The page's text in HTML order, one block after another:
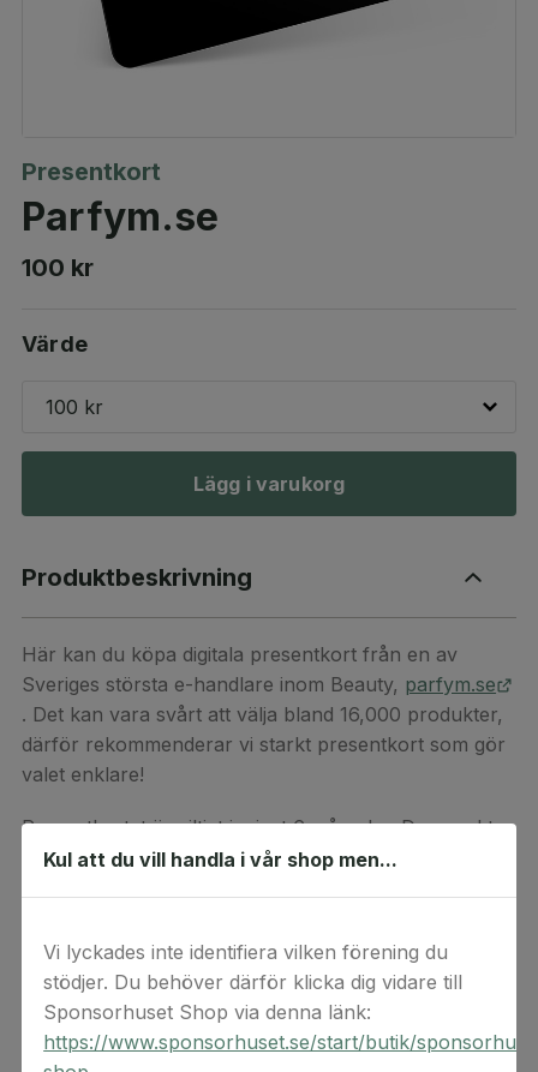
Presentkort
Parfym.se
100 kr
Värde
100 kr
Lägg i varukorg
Produktbeskrivning
Här kan du köpa digitala presentkort från en av
Sveriges största e-handlare inom Beauty, parfym.se
. Det kan vara svårt att välja bland 16,000 produkter,
därför rekommenderar vi starkt presentkort som gör
valet enklare!
Presentkortet är giltigt i minst 6 månader. Den exakta
giltighetstiden kan du se när du får värdekoden via e-
inte returneras eller lösas in mot pengar. Observera
att endast ett (1) presentkort kan användas per köp.
Presentkortets saldo kan kontrolleras på
https://www.parfym.se/presentkort
.
Kul att du vill handla i vår shop men...
Vi lyckades inte identifiera vilken förening du
stödjer. Du behöver därför klicka dig vidare till
Sponsorhuset Shop via denna länk:
https://www.sponsorhuset.se/start/butik/